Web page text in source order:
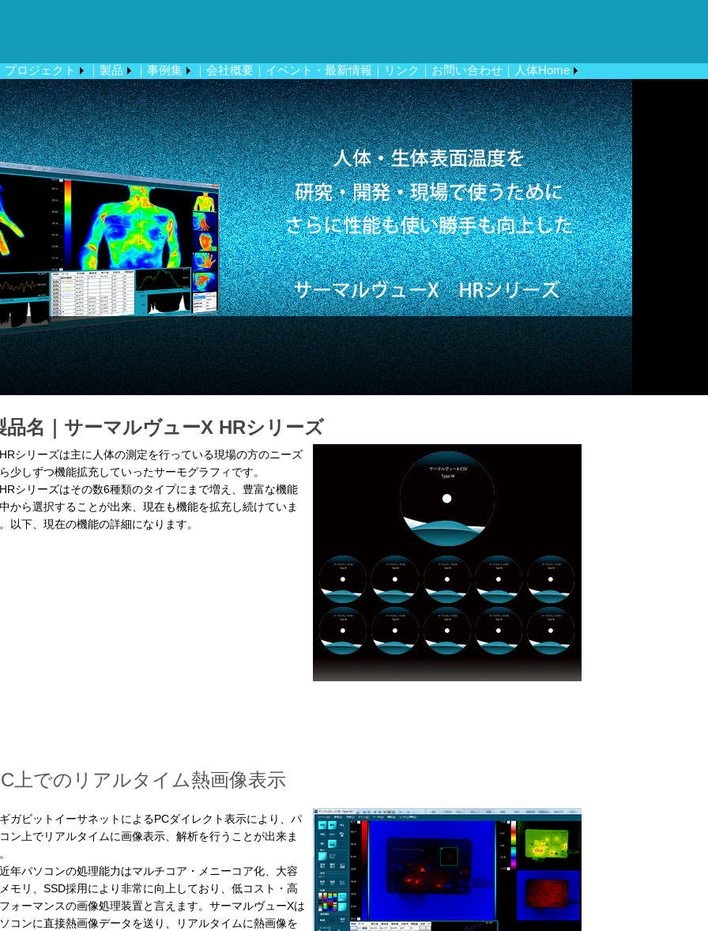
プロジェクト ｜製品 ｜事例集 ｜会社概要 ｜イベント・最新情報 ｜リンク ｜お問い合わせ ｜人体Home
品名｜ サーマルヴューX HRシリーズ
シリーズは主に人体の測定を行っている現場の方のニーズ
少しずつ機能拡充していったサーモグラフィです。
シリーズはその数6種類のタイプにまで増え、豊富な機能
から選択することが出来、現在も機能を拡充し続けていま
以下、現在の機能の詳細になります。
上でのリアルタイム熱画像表示
ガビットイーサネットによるPCダイレクト表示により、パ
ン上でリアルタイムに画像表示、解析を行うことが出来ま
年パソコンの処理能力はマルチコア・メニーコア化、大容
モリ、SSD採用により非常に向上しており、低コスト・高
ォーマンスの画像処理装置と言えます。サーマルヴューXは
コンに直接熱画像データを送り、リアルタイムに熱画像を